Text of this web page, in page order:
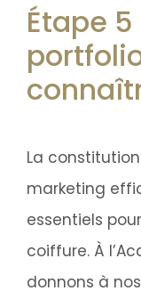
Étape
La
marketing
essentiels
coiffure. À
donnons à